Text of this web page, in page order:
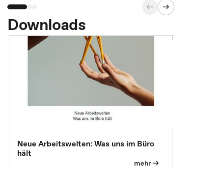
Downloads
Neue Arbeitswelten: Was uns im Büro
hält
mehr